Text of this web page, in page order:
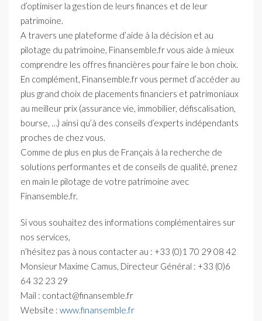
d’optimiser la gestion de leurs finances et de leur
patrimoine.
A travers une plateforme d’aide à la décision et au
pilotage du patrimoine, Finansemble.fr vous aide à mieux
comprendre les offres financières pour faire le bon choix.
En complément, Finansemble.fr vous permet d’accéder au
plus grand choix de placements financiers et patrimoniaux
au meilleur prix (assurance vie, immobilier, défiscalisation,
bourse, …) ainsi qu’à des conseils d’experts indépendants
proches de chez vous.
Comme de plus en plus de Français à la recherche de
solutions performantes et de conseils de qualité, prenez
en main le pilotage de votre patrimoine avec
Finansemble.fr.
Si vous souhaitez des informations complémentaires sur
nos services,
n’hésitez pas à nous contacter au : +33 (0)1 70 29 08 42
Monsieur Maxime Camus, Directeur Général : +33 (0)6
64 32 23 29
Mail : contact@finansemble.fr
Website : www.finansemble.fr